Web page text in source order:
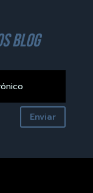
blog
Enviar